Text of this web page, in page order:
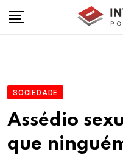
SOCIEDADE
Assédio
que